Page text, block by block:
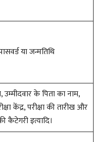
या जन्मतिथि
उम्मीदवार के पिता का नाम,
केंद्र, परीक्षा की तारीख और
कैटेगरी इत्यादि।